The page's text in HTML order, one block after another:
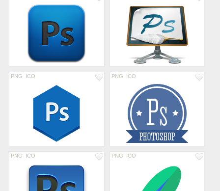
PNG ICO PNG ICO
PNG ICO PNG ICO